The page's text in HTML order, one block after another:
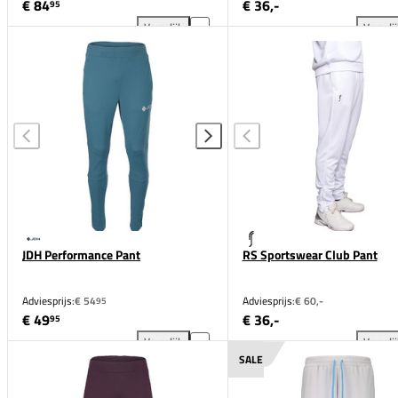
€ 8495
Vergelijk
Under Armour Unstoppable Woven Pant
€ 36,-
JDH Performance Pant
Adviesprijs:€ 5495
€ 4995
Vergelijk
JDH Performance Pant toevoegen aan vergelijking
RS Sportswear Club Pant
Adviesprijs:€ 60,-
€ 36,-
SALE